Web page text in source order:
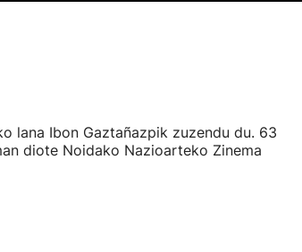
lana Ibon Gaztañazpik zuzendu du. 63
diote Noidako Nazioarteko Zinema